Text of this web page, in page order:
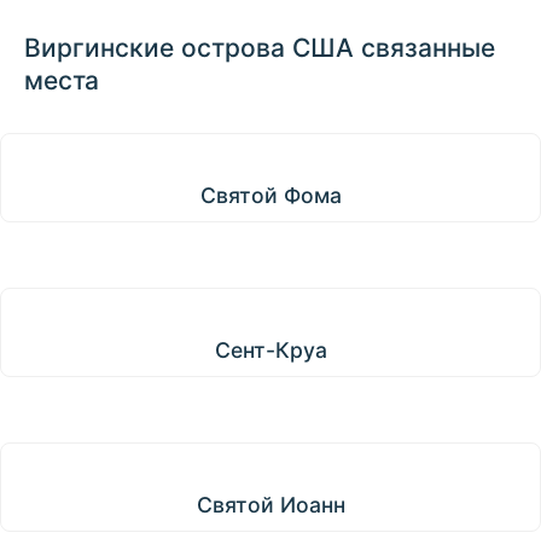
Виргинские острова США связанные
места
Святой Фома
Сент-Круа
Святой Иоанн